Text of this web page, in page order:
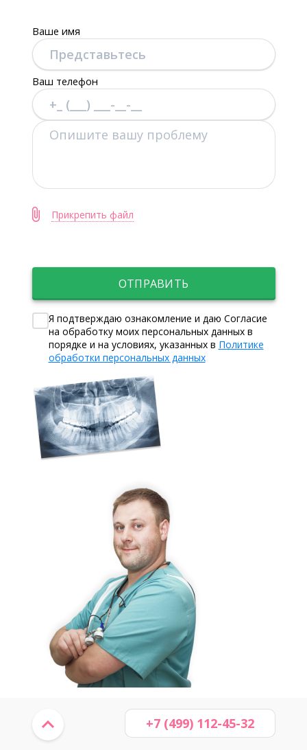
Ваше имя
Ваш телефон
Прикрепить файл
ОТПРАВИТЬ
Я подтверждаю ознакомление и даю Согласие
на обработку моих персональных данных в
порядке и на условиях, указанных в Политике
обработки персональных данных
+7 (499) 112-45-32